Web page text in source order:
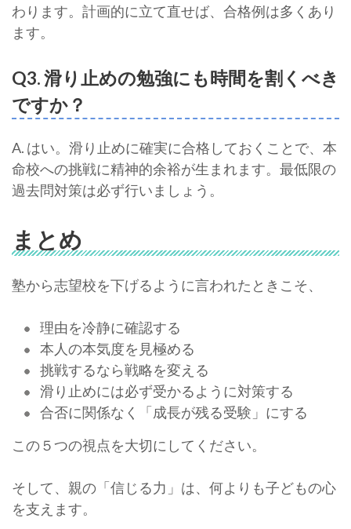
わります。計画的に立て直せば、合格例は多くあり
ます。
Q3. 滑り止めの勉強にも時間を割くべき
ですか？
A. はい。滑り止めに確実に合格しておくことで、本
命校への挑戦に精神的余裕が生まれます。最低限の
過去問対策は必ず行いましょう。
まとめ
塾から志望校を下げるように言われたときこそ、
理由を冷静に確認する
本人の本気度を見極める
挑戦するなら戦略を変える
滑り止めには必ず受かるように対策する
合否に関係なく「成長が残る受験」にする
この５つの視点を大切にしてください。
そして、親の「信じる力」は、何よりも子どもの心
を支えます。